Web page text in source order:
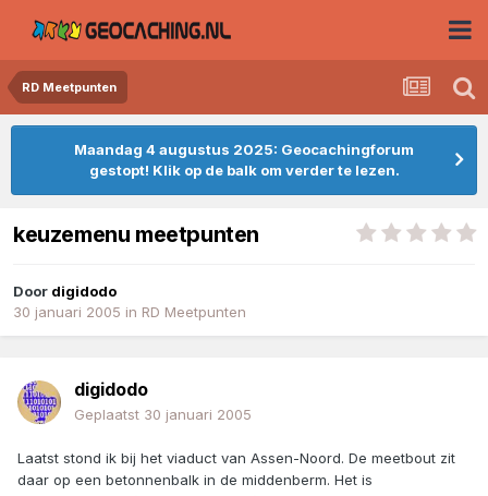
RD Meetpunten
Maandag 4 augustus 2025: Geocachingforum
gestopt! Klik op de balk om verder te lezen.
keuzemenu meetpunten
Door digidodo
30 januari 2005 in RD Meetpunten
digidodo
Geplaatst 30 januari 2005
Laatst stond ik bij het viaduct van Assen-Noord. De meetbout zit
daar op een betonnenbalk in de middenberm. Het is